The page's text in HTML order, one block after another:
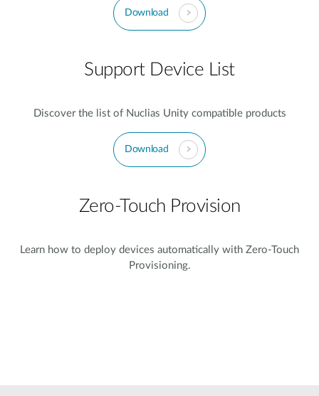
Download
Support Device List
Discover the list of Nuclias Unity compatible products
Download
Zero-Touch Provision
Learn how to deploy devices automatically with Zero-Touch
Provisioning.